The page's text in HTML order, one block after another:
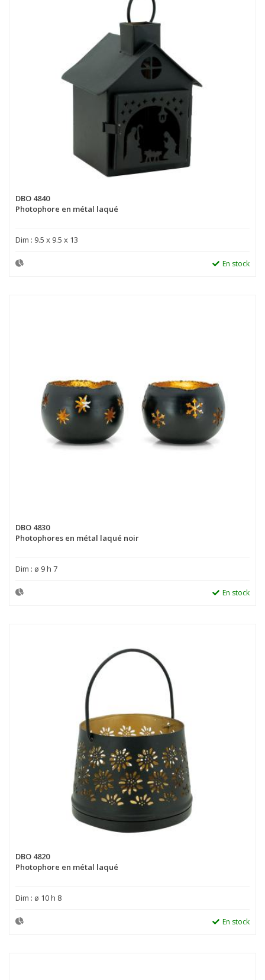
DBO 4840
Photophore en métal laqué
Dim : 9.5 x 9.5 x 13
En stock
DBO 4830
Photophores en métal laqué noir
Dim : ø 9 h 7
En stock
DBO 4820
Photophore en métal laqué
Dim : ø 10 h 8
En stock